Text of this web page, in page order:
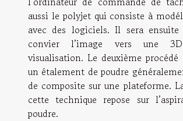
aussi le polyjet qui consiste à
avec des logiciels. Il sera ensuite
convier l’image vers une
visualisation. Le deuxième procédé
un étalement de poudre
de composite sur une plateforme.
cette technique repose sur
poudre.